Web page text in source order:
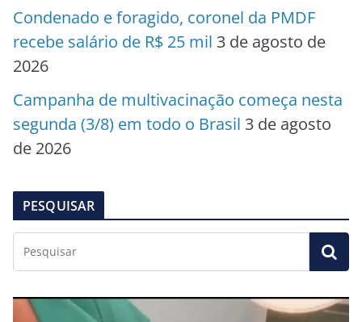
Condenado e foragido, coronel da PMDF
recebe salário de R$ 25 mil 3 de agosto de
2026
Campanha de multivacinação começa nesta
segunda (3/8) em todo o Brasil 3 de agosto
de 2026
PESQUISAR